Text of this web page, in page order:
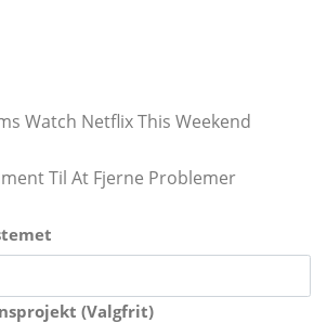
Watch Netflix This Weekend
Til At Fjerne Problemer
(Valgfrit)